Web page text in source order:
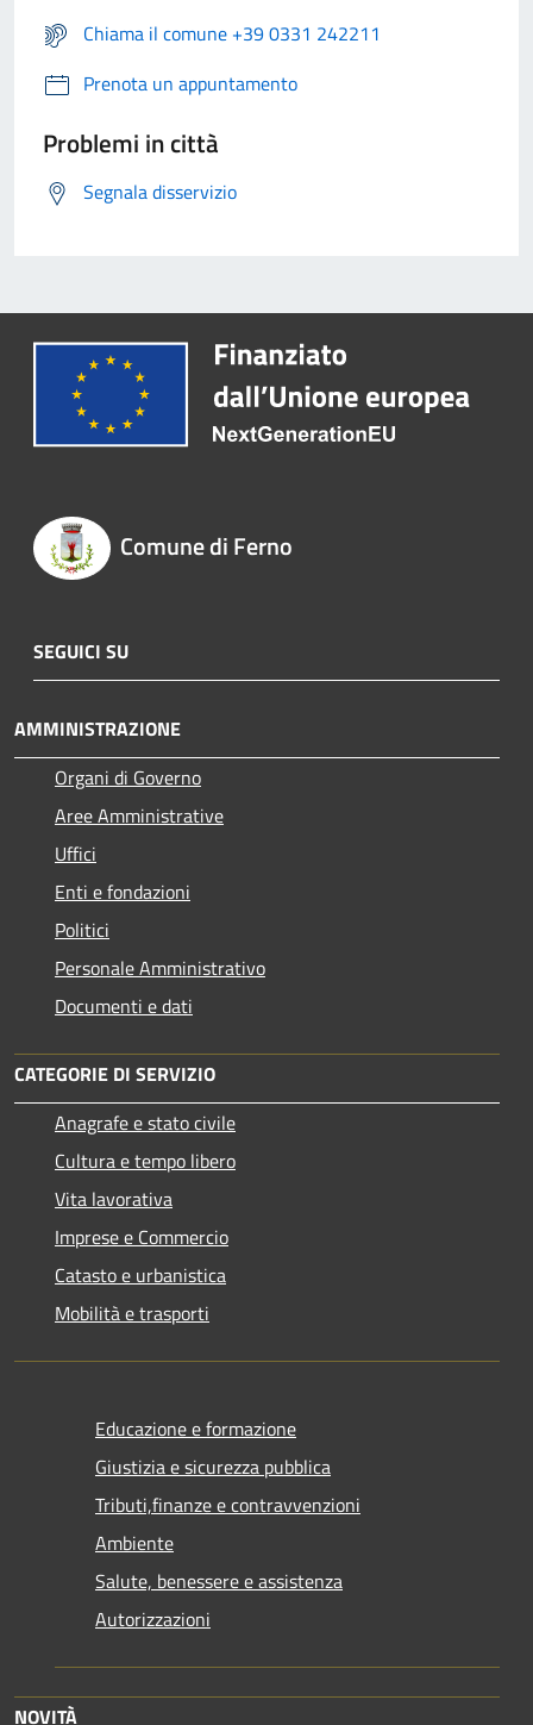
Chiama il comune +39 0331 242211
Prenota un appuntamento
Problemi in città
Segnala disservizio
Comune di Ferno
SEGUICI SU
AMMINISTRAZIONE
Organi di Governo
Aree Amministrative
Uffici
Enti e fondazioni
Politici
Personale Amministrativo
Documenti e dati
CATEGORIE DI SERVIZIO
Anagrafe e stato civile
Cultura e tempo libero
Vita lavorativa
Imprese e Commercio
Catasto e urbanistica
Mobilità e trasporti
Educazione e formazione
Giustizia e sicurezza pubblica
Tributi,finanze e contravvenzioni
Ambiente
Salute, benessere e assistenza
Autorizzazioni
NOVITÀ